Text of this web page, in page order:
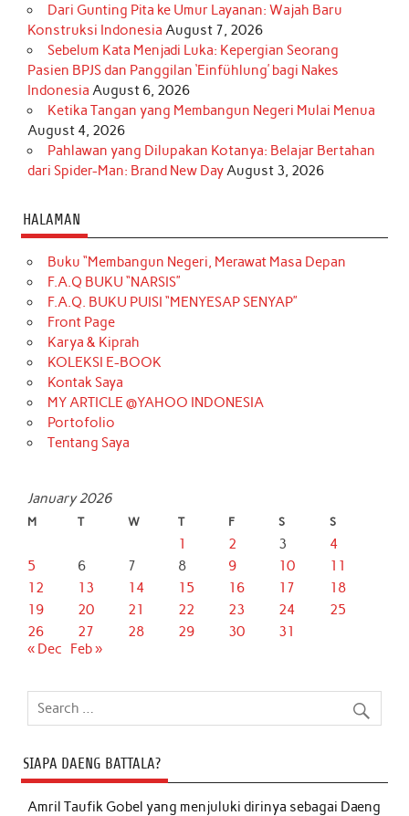
Dari Gunting Pita ke Umur Layanan: Wajah Baru
Konstruksi Indonesia August 7, 2026
Sebelum Kata Menjadi Luka: Kepergian Seorang
Pasien BPJS dan Panggilan ‘Einfühlung’ bagi Nakes
Indonesia August 6, 2026
Ketika Tangan yang Membangun Negeri Mulai Menua
August 4, 2026
Pahlawan yang Dilupakan Kotanya: Belajar Bertahan
dari Spider-Man: Brand New DayAugust 3, 2026
HALAMAN
Buku “Membangun Negeri, Merawat Masa Depan
F.A.Q BUKU “NARSIS”
F.A.Q. BUKU PUISI “MENYESAP SENYAP”
Front Page
Karya & Kiprah
KOLEKSI E-BOOK
Kontak Saya
MY ARTICLE @YAHOO INDONESIA
Portofolio
Tentang Saya
January 2026
M T W T F S S
1 2 3
4
5
6 7 8 9 10
11
12
13 14 15 16 17
18
19
20 21 22 23 24
25
26
27 28 29 30
31
« Dec
Feb »
SIAPA DAENG BATTALA?
Amril Taufik Gobelyang menjuluki dirinya sebagai Daeng